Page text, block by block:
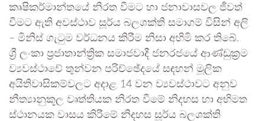
කෘෂිකර්මාන්තයේ නිරත වීමට හා ජනාවාසවල ජීවත්
වීමට ඇති අවස්ථාව සූර්ය බලශක්ති සමාගම් විසින් අලි
– මිනිස් ගැටුම වර්ධනය කිරීම නිසා අහිමි කර තිබේ.
ශ්‍රී ලංකා ප්‍රජාතාන්ත්‍රික සමාජවාදී ජනරජයේ ආණ්ඩුක්‍රම
ව්‍යවස්ථාවේ තුන්වන පරිච්ඡේදයේ සඳහන් මූලික
අයිතිවාසිකම්වලට අදාළ 14 වන ව්‍යවස්ථාවට අනුව
නීත්‍යානුකූල වෘත්තියක නිරත වීමේ නිදහස හා අභිමත
ස්ථානයක වාසය කිරීමේ නිදහස සූර්ය බලශක්ති